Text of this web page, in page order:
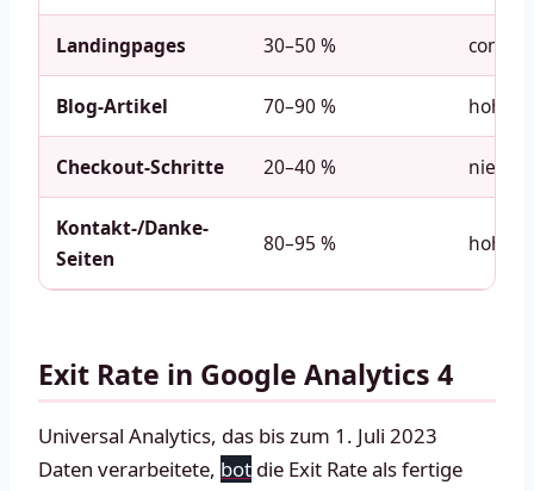
Landingpages 30–50 %
Blog-Artikel 70–90 % hohe
Checkout-Schritte 20–40 %
Kontakt-/Danke-
Seiten
80–95 % hohe
Exit Rate in Google Analytics 4
Universal Analytics, das bis zum 1. Juli 2023
Daten verarbeitete, bot die Exit Rate als fertige